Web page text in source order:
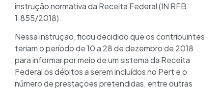
instrução normativa da Receita Federal (IN RFB
1.855/2018).
Nessa instrução, ficou decidido que os contribuintes
teriam o período de 10 a 28 de dezembro de 2018
para informar por meio de um sistema da Receita
Federal os débitos a serem incluídos no Pert e o
número de prestações pretendidas, entre outras